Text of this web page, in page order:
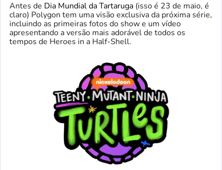
Antes de Dia Mundial da Tartaruga (isso é 23 de maio, é
claro) Polygon tem uma visão exclusiva da próxima série,
incluindo as primeiras fotos do show e um vídeo
apresentando a versão mais adorável de todos os
tempos de Heroes in a Half-Shell.